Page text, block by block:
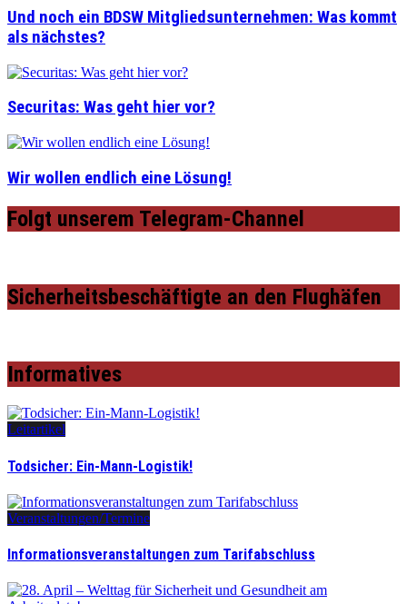
Und noch ein BDSW Mitgliedsunternehmen: Was kommt
als nächstes?
Securitas: Was geht hier vor?
Wir wollen endlich eine Lösung!
Folgt unserem Telegram-Channel
Sicherheitsbeschäftigte an den Flughäfen
Informatives
Leitartikel
Todsicher: Ein-Mann-Logistik!
Veranstaltungen/Termine
Informationsveranstaltungen zum Tarifabschluss